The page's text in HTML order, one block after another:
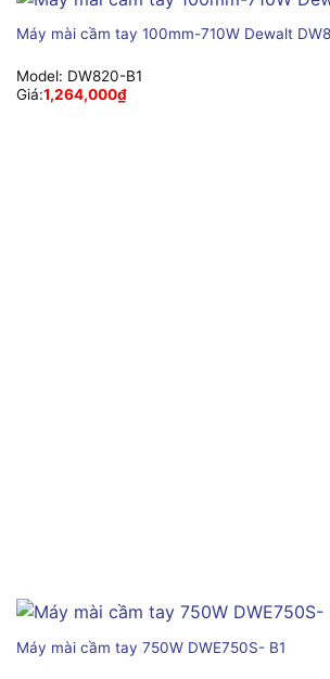
Máy mài cầm tay 100mm-710W Dewalt
Model: DW820-B1
Giá:1,264,000₫
Máy mài cầm tay 750W DWE750S- B1